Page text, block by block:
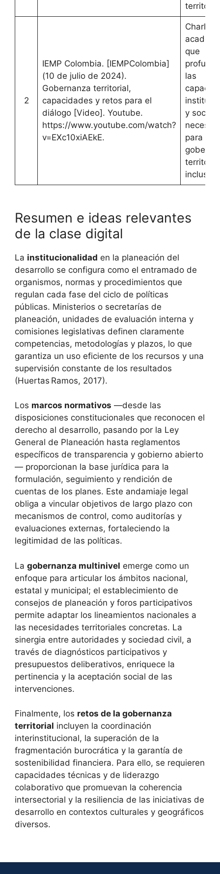
2
IEMP Colombia. [IEMPColombia]
(10 de julio de 2024).
Gobernanza territorial,
capacidades y retos para el
diálogo [Video]. Youtube.
https://www.youtube.com/watch?
v=EXc10xiAEkE.
Charla
que
las
y
para una
territorial
Resumen e ideas relevantes
de la clase digital
La institucionalidad en la planeación del
desarrollo se configura como el entramado de
organismos, normas y procedimientos que
regulan cada fase del ciclo de políticas
públicas. Ministerios o secretarías de
planeación, unidades de evaluación interna y
comisiones legislativas definen claramente
competencias, metodologías y plazos, lo que
garantiza un uso eficiente de los recursos y una
supervisión constante de los resultados
(Huertas Ramos, 2017).
Los marcos normativos —desde las
disposiciones constitucionales que reconocen el
derecho al desarrollo, pasando por la Ley
General de Planeación hasta reglamentos
específicos de transparencia y gobierno abierto
— proporcionan la base jurídica para la
formulación, seguimiento y rendición de
cuentas de los planes. Este andamiaje legal
obliga a vincular objetivos de largo plazo con
mecanismos de control, como auditorías y
evaluaciones externas, fortaleciendo la
legitimidad de las políticas.
La gobernanza multinivel emerge como un
enfoque para articular los ámbitos nacional,
estatal y municipal; el establecimiento de
consejos de planeación y foros participativos
permite adaptar los lineamientos nacionales a
las necesidades territoriales concretas. La
sinergia entre autoridades y sociedad civil, a
través de diagnósticos participativos y
presupuestos deliberativos, enriquece la
pertinencia y la aceptación social de las
intervenciones.
Finalmente, los retos de la gobernanza
territorial incluyen la coordinación
interinstitucional, la superación de la
fragmentación burocrática y la garantía de
sostenibilidad financiera. Para ello, se requieren
capacidades técnicas y de liderazgo
colaborativo que promuevan la coherencia
intersectorial y la resiliencia de las iniciativas de
desarrollo en contextos culturales y geográficos
diversos.